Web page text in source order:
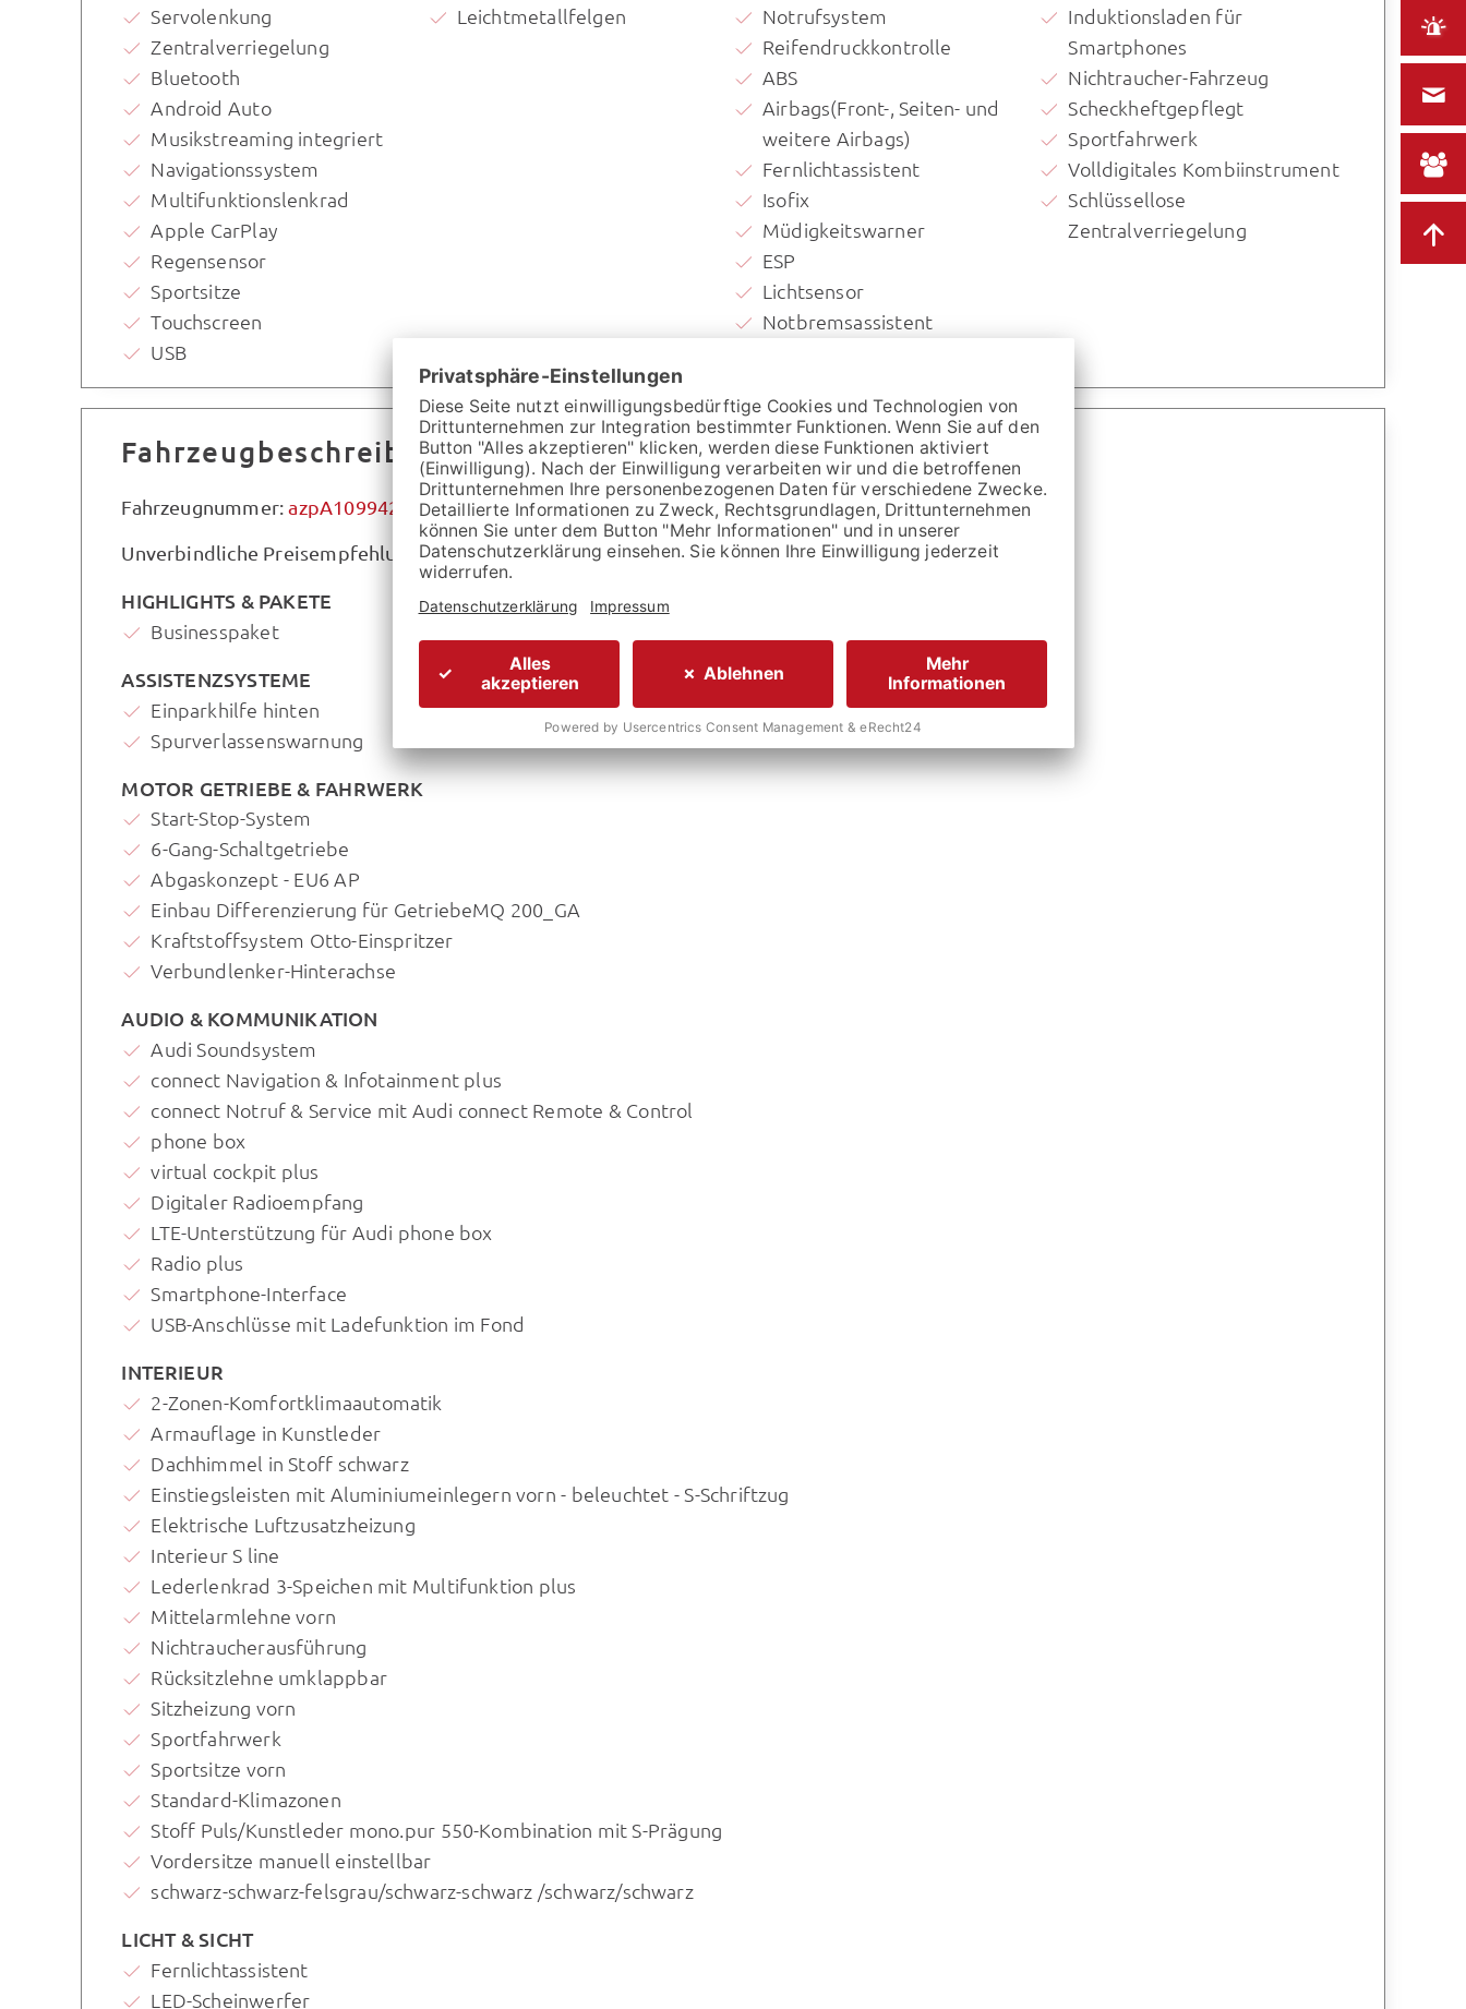
Servolenkung
Zentralverriegelung
Bluetooth
Android Auto
Musikstreaming integriert
Navigationssystem
Multifunktionslenkrad
Apple CarPlay
Regensensor
Sportsitze
Touchscreen
USB
Leichtmetallfelgen
Notrufsystem
Reifendruckkontrolle
ABS
Airbags(Front-, Seiten- und
weitere Airbags)
Fernlichtassistent
Isofix
Müdigkeitswarner
ESP
Lichtsensor
Notbremsassistent
Induktionsladen für
Smartphones
Nichtraucher-Fahrzeug
Scheckheftgepflegt
Sportfahrwerk
Volldigitales Kombiinstrument
Schlüssellose
Zentralverriegelung
Fahrzeugbeschreibung
Fahrzeugnummer:azpA109942
Unverbindliche Preisempfehlung des Herstellers:39.650,- €
HIGHLIGHTS & PAKETE
Businesspaket
ASSISTENZSYSTEME
Einparkhilfe hinten
Spurverlassenswarnung
MOTOR GETRIEBE & FAHRWERK
Start-Stop-System
6-Gang-Schaltgetriebe
Abgaskonzept - EU6 AP
Einbau Differenzierung für GetriebeMQ 200_GA
Kraftstoffsystem Otto-Einspritzer
Verbundlenker-Hinterachse
AUDIO & KOMMUNIKATION
Audi Soundsystem
connect Navigation & Infotainment plus
connect Notruf & Service mit Audi connect Remote & Control
phone box
virtual cockpit plus
Digitaler Radioempfang
LTE-Unterstützung für Audi phone box
Radio plus
Smartphone-Interface
USB-Anschlüsse mit Ladefunktion im Fond
INTERIEUR
2-Zonen-Komfortklimaautomatik
Armauflage in Kunstleder
Dachhimmel in Stoff schwarz
Einstiegsleisten mit Aluminiumeinlegern vorn - beleuchtet - S-Schriftzug
Elektrische Luftzusatzheizung
Interieur S line
Lederlenkrad 3-Speichen mit Multifunktion plus
Mittelarmlehne vorn
Nichtraucherausführung
Rücksitzlehne umklappbar
Sitzheizung vorn
Sportfahrwerk
Sportsitze vorn
Standard-Klimazonen
Stoff Puls/Kunstleder mono.pur 550-Kombination mit S-Prägung
Vordersitze manuell einstellbar
schwarz-schwarz-felsgrau/schwarz-schwarz /schwarz/schwarz
LICHT & SICHT
Fernlichtassistent
LED-Scheinwerfer